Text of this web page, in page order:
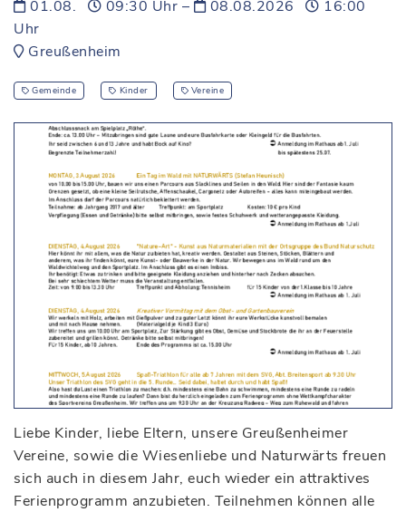
01.08. 09:30 Uhr – 08.08.2026
16:00
Uhr
Greußenheim
Gemeinde Kinder Vereine
Liebe Kinder, liebe Eltern, unsere Greußenheimer
Vereine, sowie die Wiesenliebe und Naturwärts freuen
sich auch in diesem Jahr, euch wieder ein attraktives
Ferienprogramm anzubieten. Teilnehmen können alle